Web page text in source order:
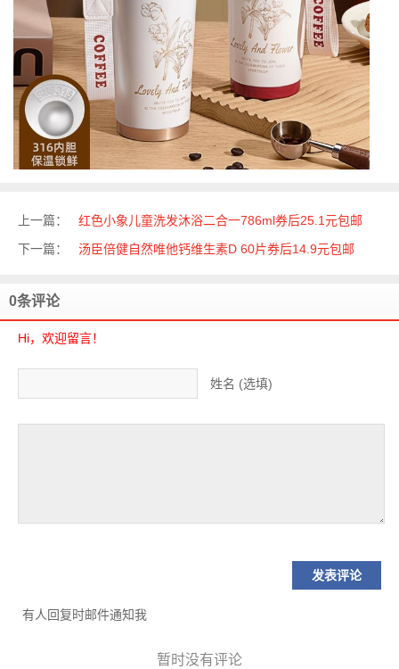
上一篇：
红色小象儿童洗发沐浴二合一786ml券后25.1元包邮
下一篇：
汤臣倍健自然唯他钙维生素D 60片券后14.9元包邮
0条评论
Hi，欢迎留言！
姓名 (选填)
有人回复时邮件通知我
暂时没有评论